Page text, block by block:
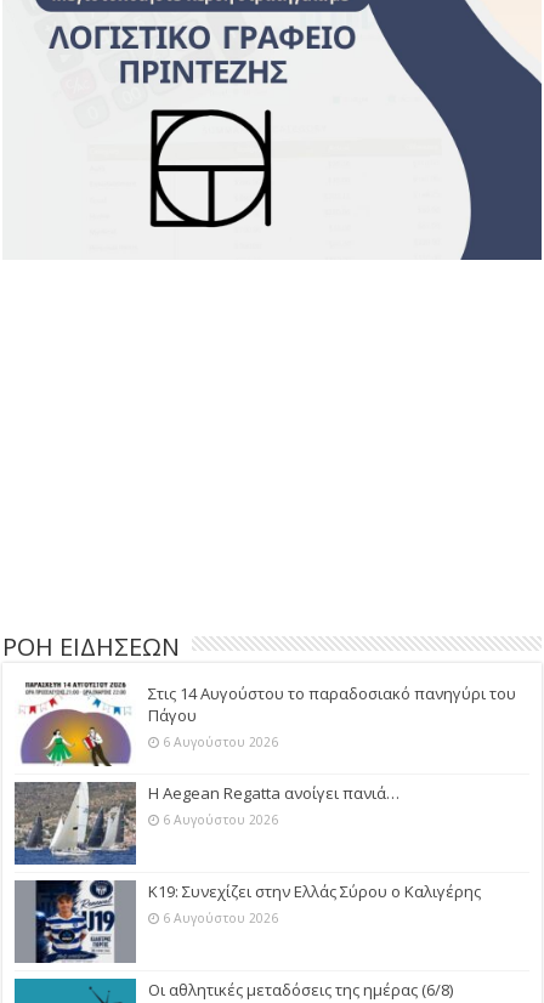
ΡΟΗ ΕΙΔΗΣΕΩΝ
Στις 14 Αυγούστου το παραδοσιακό πανηγύρι του
Πάγου
6 Αυγούστου 2026
Η Aegean Regatta ανοίγει πανιά…
6 Αυγούστου 2026
Κ19: Συνεχίζει στην Ελλάς Σύρου ο Καλιγέρης
6 Αυγούστου 2026
Οι αθλητικές μεταδόσεις της ημέρας (6/8)